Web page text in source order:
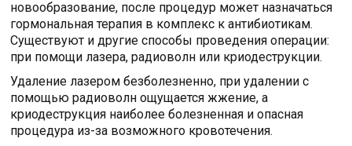
новообразование, после процедур может назначаться
гормональная терапия в комплекс к антибиотикам.
Существуют и другие способы проведения операции:
при помощи лазера, радиоволн или криодеструкции.
Удаление лазером безболезненно, при удалении с
помощью радиоволн ощущается жжение, а
криодеструкция наиболее болезненная и опасная
процедура из-за возможного кровотечения.